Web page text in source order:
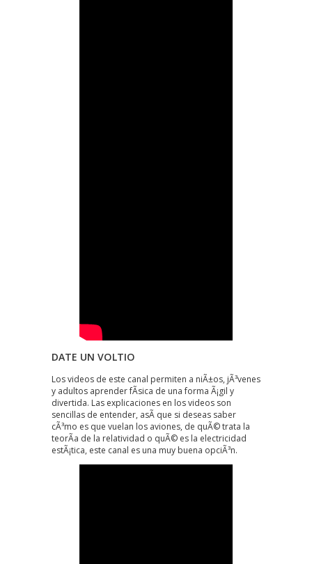
DATE UN VOLTIO
Los videos de este canal permiten a niÃ±os, jÃ³venes
y adultos aprender fÃ­sica de una forma Ã¡gil y
divertida. Las explicaciones en los videos son
sencillas de entender, asÃ­ que si deseas saber
cÃ³mo es que vuelan los aviones, de quÃ© trata la
teorÃ­a de la relatividad o quÃ© es la electricidad
estÃ¡tica, este canal es una muy buena opciÃ³n.